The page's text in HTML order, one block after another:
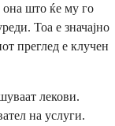
она што ќе му го
Тоа е значајно
преглед е клучен
лекови.
на услуги.